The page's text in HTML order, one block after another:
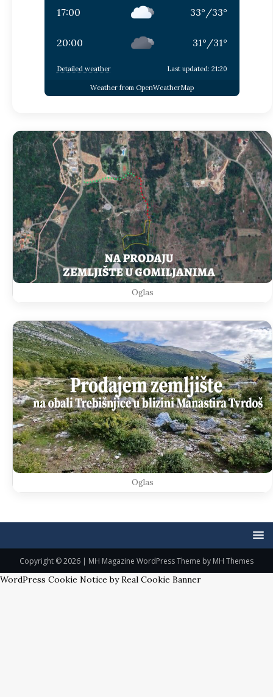
17:00 33° /33°
20:00 31° /31°
Detailed weather Last updated: 21:20
Weather from OpenWeatherMap
Oglas
Oglas
Copyright © 2026 | MH Magazine WordPress Theme by MH Themes
WordPress Cookie Notice by Real Cookie Banner